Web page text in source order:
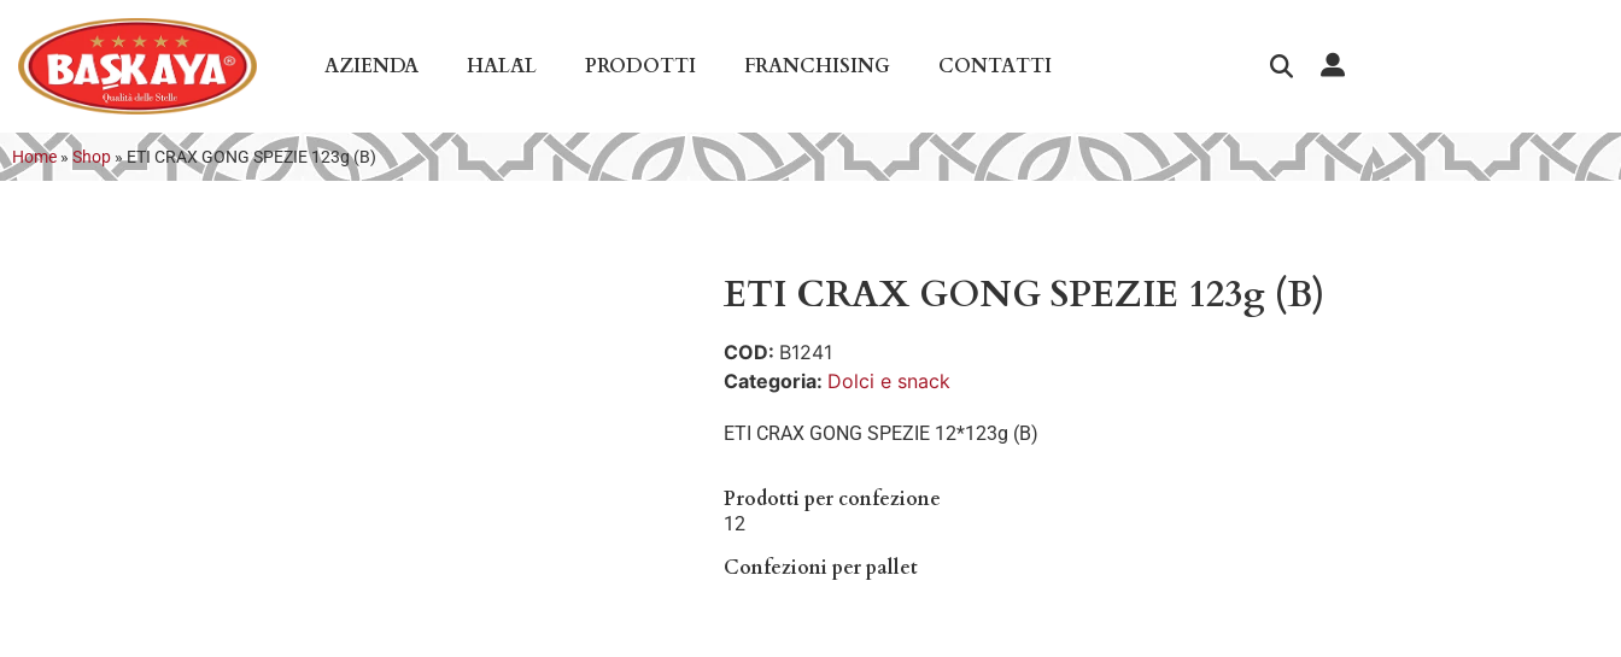
AZIENDA HALĀL PRODOTTI FRANCHISING CONTATTI
Home » Shop »ETI CRAX GONG SPEZIE 123g (B)
ETI CRAX GONG SPEZIE 123g (B)
COD: B1241
Categoria: Dolci e snack
ETI CRAX GONG SPEZIE 12*123g (B)
Prodotti per confezione
12
Confezioni per pallet